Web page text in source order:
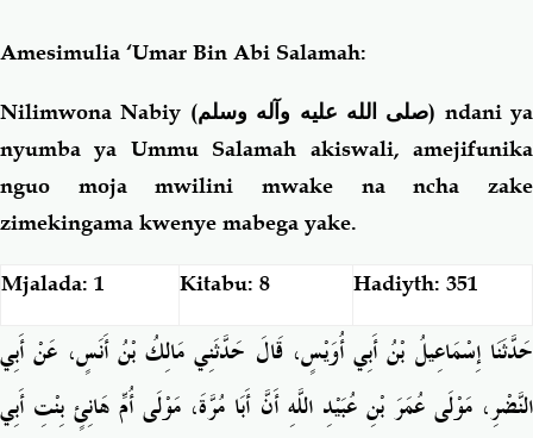
Amesimulia ‘Umar Bin Abi Salamah:
Nilimwona Nabiy (صلى الله عليه وآله وسلم) ndani ya
nyumba ya Ummu Salamah akiswali, amejifunika
nguo moja mwilini mwake na ncha zake
zimekingama kwenye mabega yake.
Mjalada: 1 Kitabu: 8 Hadiyth: 351
حَدَّثَنَا إِسْمَاعِيلُ بْنُ أَبِي أُوَيْسٍ، قَالَ حَدَّثَنِي مَالِكُ بْنُ أَنَسٍ، عَنْ أَبِي
النَّضْرِ، مَوْلَى عُمَرَ بْنِ عُبَيْدِ اللَّهِ أَنَّ أَبَا مُرَّةَ، مَوْلَى أُمِّ هَانِئٍ بِنْتِ أَبِي